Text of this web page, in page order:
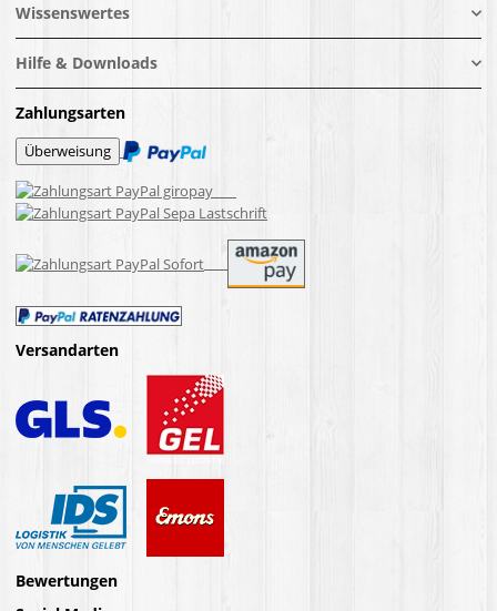
Wissenswertes
Hilfe & Downloads
Zahlungsarten
Versandarten
Bewertungen